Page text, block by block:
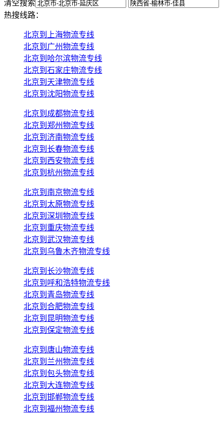
清空搜索
热搜线路：
北京到上海物流专线
北京到广州物流专线
北京到哈尔滨物流专线
北京到石家庄物流专线
北京到天津物流专线
北京到沈阳物流专线
北京到成都物流专线
北京到郑州物流专线
北京到济南物流专线
北京到长春物流专线
北京到西安物流专线
北京到杭州物流专线
北京到南京物流专线
北京到太原物流专线
北京到深圳物流专线
北京到重庆物流专线
北京到武汉物流专线
北京到乌鲁木齐物流专线
北京到长沙物流专线
北京到呼和浩特物流专线
北京到青岛物流专线
北京到合肥物流专线
北京到昆明物流专线
北京到保定物流专线
北京到唐山物流专线
北京到兰州物流专线
北京到包头物流专线
北京到大连物流专线
北京到邯郸物流专线
北京到福州物流专线